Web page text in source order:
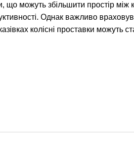
що можуть збільшити простір
Однак важливо
колісні проставки